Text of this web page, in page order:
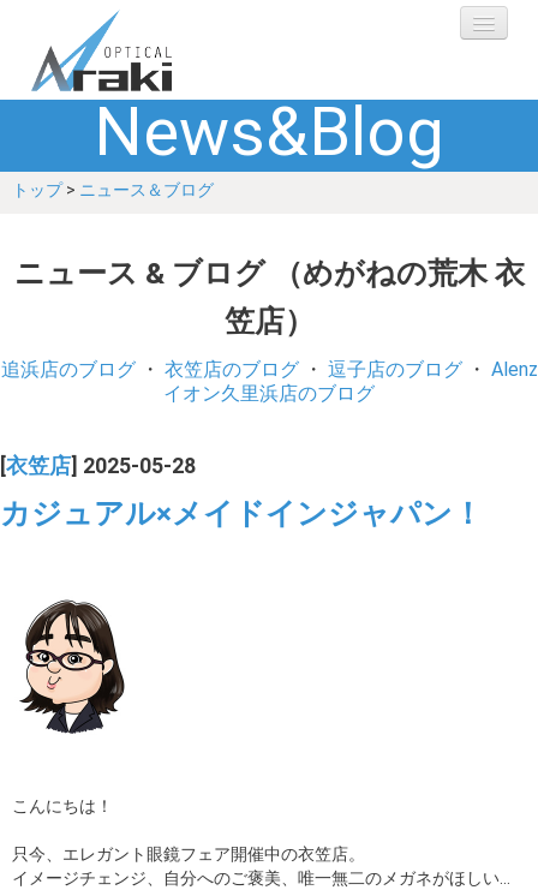
選ばれる理由
ブランド
ショップ
お客さまの声
コラム
ブログ
News&Blog
トップ> ニュース＆ブログ
ニュース & ブログ （めがねの荒木 衣
笠店）
追浜店のブログ・ 衣笠店のブログ・ 逗子店のブログ・ Alenz
イオン久里浜店のブログ
衣笠店 ] 2025-05-28
カジュアル×メイドインジャパン！
こんにちは！
只今、エレガント眼鏡フェア開催中の衣笠店。
イメージチェンジ、自分へのご褒美、唯一無二のメガネがほしい…